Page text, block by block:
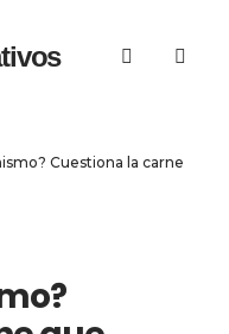
Cuestiona la carne